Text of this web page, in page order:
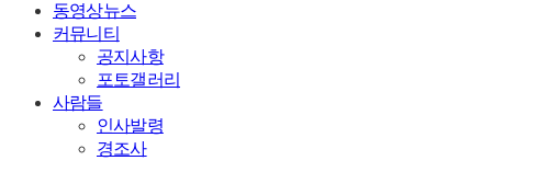
동영상뉴스
커뮤니티
공지사항
포토갤러리
사람들
인사발령
경조사